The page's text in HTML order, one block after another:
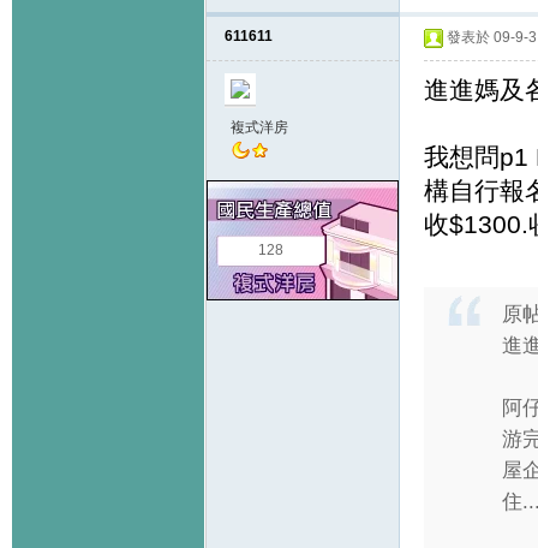
611611
複式洋房
128
發表於 09-9-
進進媽及
我想問p1
構自行報
收$1300.
原
進
阿
游
屋
住